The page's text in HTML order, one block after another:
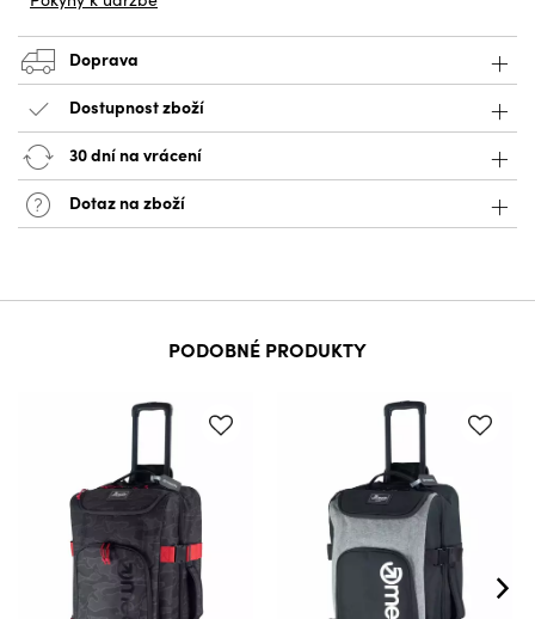
Doprava
Dostupnost zboží
30 dní na vrácení
Dotaz na zboží
PODOBNÉ PRODUKTY